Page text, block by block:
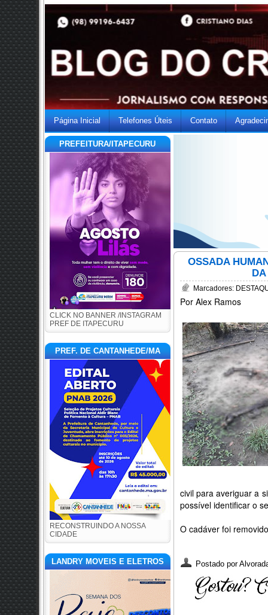
Página Inicial Telefones Úteis Contato
PREFEITURA/ITAPECURU
CLICK NO BANNER /INSTAGRAM
PREF DE ITAPECURU
PREF. DE CANTANHEDE/MA
RECONSTRUINDO A NOSSA
CIDADE
LANDRY MOVEIS E ELETROS
OSSADA
Marcadores:
Por Alex Ramos
civil para averiguar a
possível identificar o
O cadáver foi
Postado por